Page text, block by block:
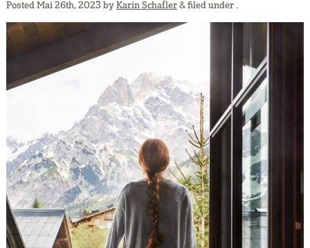
Posted Mai 26th, 2023 by Karin Schafler &filed under .